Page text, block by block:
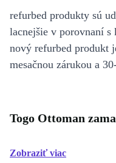
refurbed produkty sú
lacnejšie v porovnaní s
nový refurbed produkt
mesačnou zárukou a
Togo Ottoman
Zobraziť viac